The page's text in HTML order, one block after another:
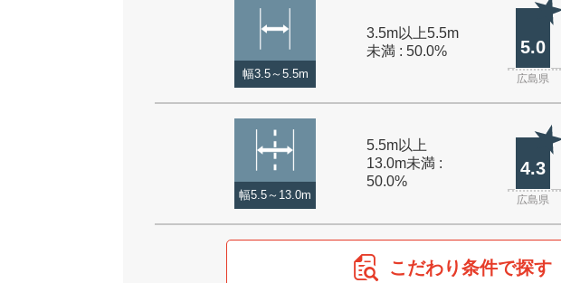
幅3.5～5.5m
3.5m以上5.5m
未満 : 50.0%
5.0
広島県
幅5.5～13.0m
5.5m以上
13.0m未満 :
50.0%
4.3
広島県
こだわり条件で探す